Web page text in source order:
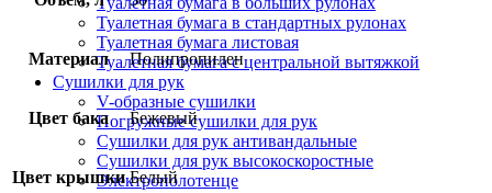
Туалетная бумага в стандартных рулонах
Туалетная бумага листовая
Туалетная бумага с центральной вытяжкой
Сушилки для рук
V-образные сушилки
Погружные сушилки для рук
Сушилки для рук антивандальные
Сушилки для рук высокоскоростные
Электрополотенце
Материал Полипропилен
Цвет бака Бежевый
Цвет крышки Белый